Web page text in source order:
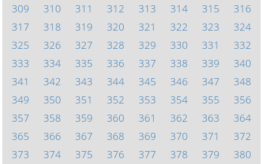
309
310 311 312 313 314 315
316
317
318 319 320 321 322 323
324
325
326 327 328 329 330 331
332
333
334 335 336 337 338 339
340
341
342 343 344 345 346 347
348
349
350 351 352 353 354 355
356
357
358 359 360 361 362 363
364
365
366 367 368 369 370 371
372
373
374 375 376 377 378 379 380